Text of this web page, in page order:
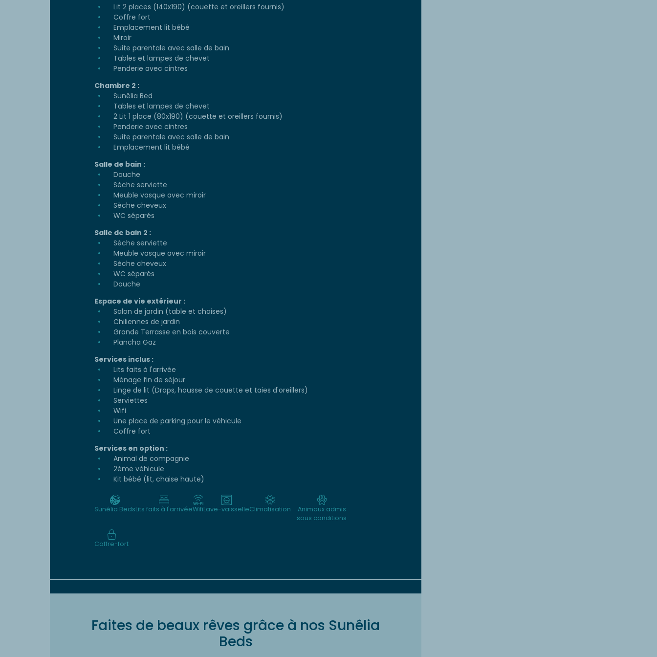
Lit 2 places (140x190) (couette et oreillers fournis)
Coffre fort
Emplacement lit bébé
Miroir
Suite parentale avec salle de bain
Tables et lampes de chevet
Penderie avec cintres
Chambre 2 :
Sunêlia Bed
Tables et lampes de chevet
2 Lit 1 place (80x190) (couette et oreillers fournis)
Penderie avec cintres
Suite parentale avec salle de bain
Emplacement lit bébé
Salle de bain :
Douche
Sèche serviette
Meuble vasque avec miroir
Sèche cheveux
WC séparés
Salle de bain 2 :
Sèche serviette
Meuble vasque avec miroir
Sèche cheveux
WC séparés
Douche
Espace de vie extérieur :
Salon de jardin (table et chaises)
Chiliennes de jardin
Grande Terrasse en bois couverte
Plancha Gaz
Services inclus :
Lits faits à l'arrivée
Ménage fin de séjour
Linge de lit (Draps, housse de couette et taies d'oreillers)
Serviettes
Wifi
Une place de parking pour le véhicule
Coffre fort
Services en option :
Animal de compagnie
2ème véhicule
Kit bébé (lit, chaise haute)
Sunêlia BedsLits faits à l'arrivéeWifiLave-vaisselleClimatisation
Animaux admis
sous conditions
Coffre-fort
Faites de beaux rêves grâce à nos Sunêlia
Beds